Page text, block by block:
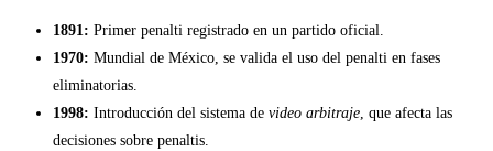
1891: Primer penalti registrado en un partido oficial.
1970: Mundial de México, se valida el uso del penalti en fases
eliminatorias.
1998: Introducción del sistema de video arbitraje, que afecta las
decisiones sobre penaltis.